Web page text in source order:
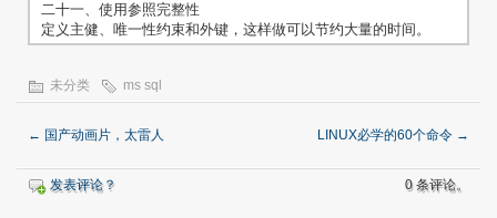
二十一、使用参照完整性
定义主健、唯一性约束和外键，这样做可以节约大量的时间。
未分类 ms sql
← 国产动画片，太雷人 LINUX必学的60个命令 →
发表评论？ 0 条评论。